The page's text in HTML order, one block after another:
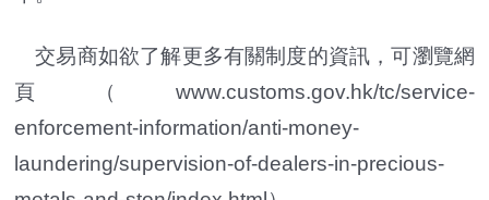
交易商如欲了解更多有關制度的資訊，可瀏覽網
頁（www.customs.gov.hk/tc/service-
enforcement-information/anti-money-
laundering/supervision-of-dealers-in-precious-